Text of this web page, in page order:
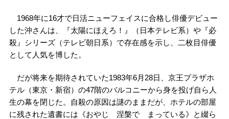
1968年に16才で日活ニューフェイスに合格し俳優デビュー
した沖さんは、『太陽にほえろ！』（日本テレビ系）や『必
殺』シリーズ（テレビ朝日系）で存在感を示し、二枚目俳優
として人気を博した。
だが将来を期待されていた1983年6月28日、京王プラザホ
テル（東京・新宿）の47階のバルコニーから身を投げ自ら人
生の幕を閉じた。自殺の原因は謎のままだが、ホテルの部屋
に残された遺書には《おやじ 涅槃で まっている》と綴ら